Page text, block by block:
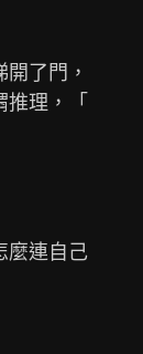
了門，
理，「
麼連自己